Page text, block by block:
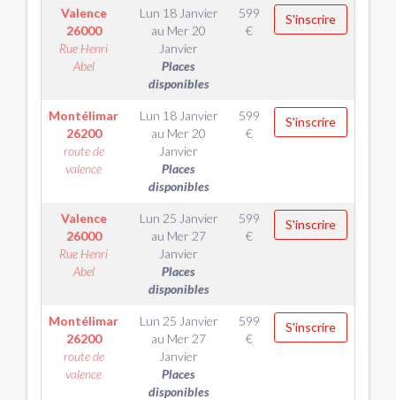
Valence
26000
Rue Henri
Abel
Lun 18 Janvier
au Mer 20
Janvier
Places
disponibles
599
€
S'inscrire
Montélimar
26200
route de
valence
Lun 18 Janvier
au Mer 20
Janvier
Places
disponibles
599
€
S'inscrire
Valence
26000
Rue Henri
Abel
Lun 25 Janvier
au Mer 27
Janvier
Places
disponibles
599
€
S'inscrire
Montélimar
26200
route de
valence
Lun 25 Janvier
au Mer 27
Janvier
Places
disponibles
599
€
S'inscrire